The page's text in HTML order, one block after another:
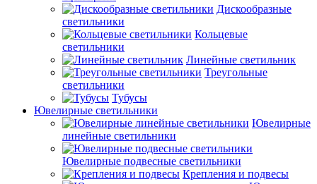
Дискообразные
светильники
Кольцевые
светильники
Линейные светильник
Треугольные
светильники
Тубусы
Ювелирные светильники
Ювелирные
линейные светильники
Ювелирные подвесные светильники
Крепления и подвесы